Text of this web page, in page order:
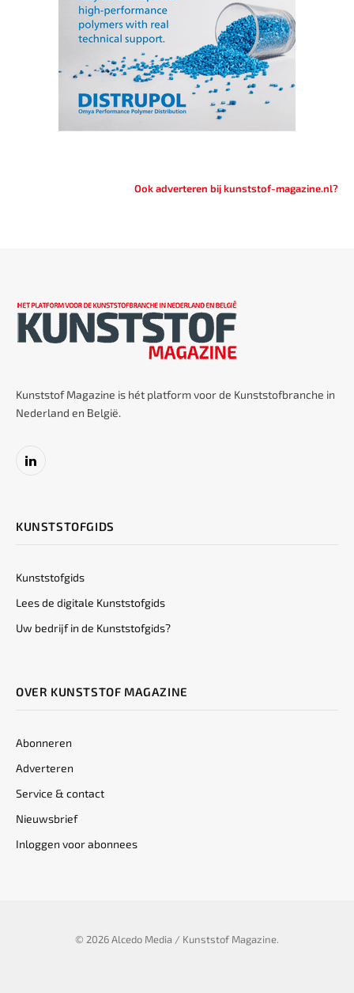
Ook adverteren bij kunststof-magazine.nl?
Kunststof Magazine is hét platform voor de Kunststofbranche in
Nederland en België.
LinkedIn
KUNSTSTOFGIDS
Kunststofgids
Lees de digitale Kunststofgids
Uw bedrijf in de Kunststofgids?
OVER KUNSTSTOF MAGAZINE
Abonneren
Adverteren
Service & contact
Nieuwsbrief
Inloggen voor abonnees
© 2026 Alcedo Media / Kunststof Magazine.